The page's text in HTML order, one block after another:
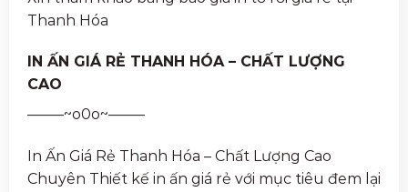
Thanh Hóa
IN ẤN GIÁ RẺ THANH HÓA – CHẤT LƯỢNG
CAO
——–~o0o~——–
In Ấn Giá Rẻ Thanh Hóa – Chất Lượng Cao
Chuyên Thiết kế in ấn giá rẻ với mục tiêu đem lại